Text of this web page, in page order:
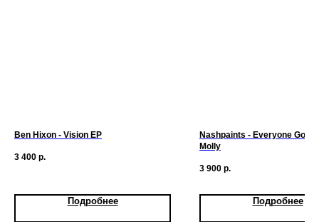
Ben Hixon - Vision EP
3 400 р.
Подробнее
Nashpaints - Everyone Good
Molly
3 900 р.
Подробнее